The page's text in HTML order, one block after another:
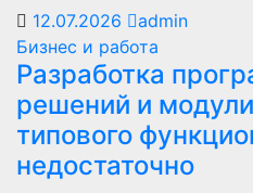
12.07.2026
admin
Бизнес и работа
Разработка
решений и
типового
недостаточно